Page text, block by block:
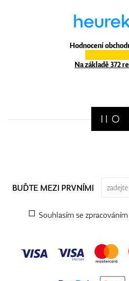
Hodnocení
Na základě 372
BUĎTE MEZI PRVNÍMI
Souhlasím se zpracováním